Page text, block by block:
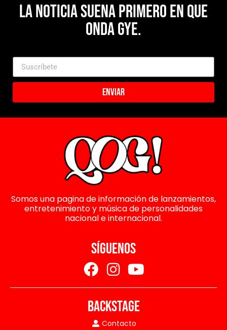
La noticia suena primero en Que
Onda Gye.
Enviar
Somos una pagina de información de lanzamientos,
entretenimiento y música de personalidades
nacional e internacional.
SÍGUENOS
BACKSTAGE
Contacto